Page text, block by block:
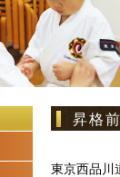
昇格
東京西品川